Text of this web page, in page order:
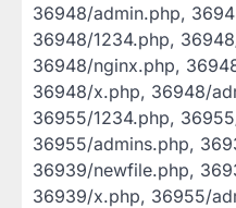
36948/admin.php,
36948/1234.php,
36948/nginx.php,
36948/x.php, 36948/
36955/1234.php,
36955/admins.php,
36939/newfile.php,
36939/x.php, 36955/